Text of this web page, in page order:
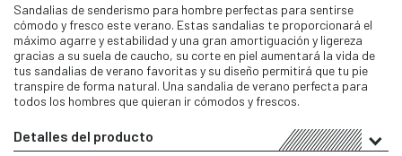
Sandalias de senderismo para hombre perfectas para sentirse
cómodo y fresco este verano. Estas sandalias te proporcionará el
máximo agarre y estabilidad y una gran amortiguación y ligereza
gracias a su suela de caucho, su corte en piel aumentará la vida de
tus sandalias de verano favoritas y su diseño permitirá que tu pie
transpire de forma natural. Una sandalia de verano perfecta para
todos los hombres que quieran ir cómodos y frescos.
Detalles del producto